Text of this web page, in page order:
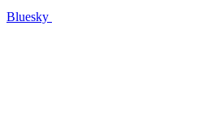
Bluesky